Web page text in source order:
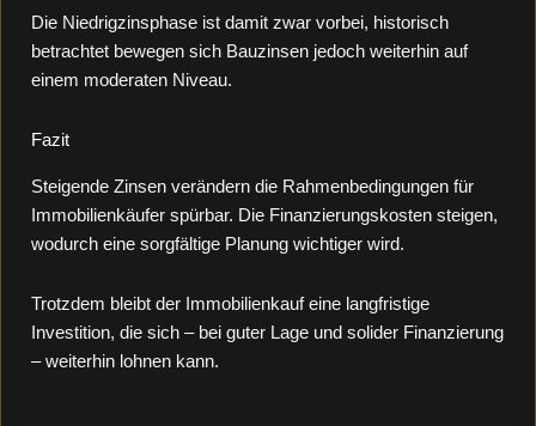
Die Niedrigzinsphase ist damit zwar vorbei, historisch
betrachtet bewegen sich Bauzinsen jedoch weiterhin auf
einem moderaten Niveau.
Fazit
Steigende Zinsen verändern die Rahmenbedingungen für
Immobilienkäufer spürbar. Die Finanzierungskosten steigen,
wodurch eine sorgfältige Planung wichtiger wird.
Trotzdem bleibt der Immobilienkauf eine langfristige
Investition, die sich – bei guter Lage und solider Finanzierung
– weiterhin lohnen kann.